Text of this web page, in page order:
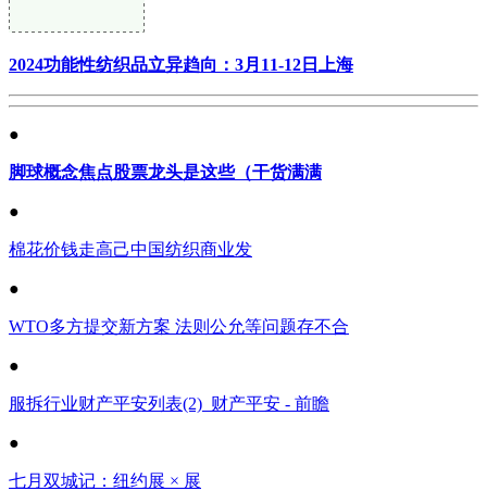
2024功能性纺织品立异趋向：3月11-12日上海
●
脚球概念焦点股票龙头是这些（干货满满
●
棉花价钱走高己中国纺织商业发
●
WTO多方提交新方案 法则公允等问题存不合
●
服拆行业财产平安列表(2)_财产平安 - 前瞻
●
七月双城记：纽约展 × 展